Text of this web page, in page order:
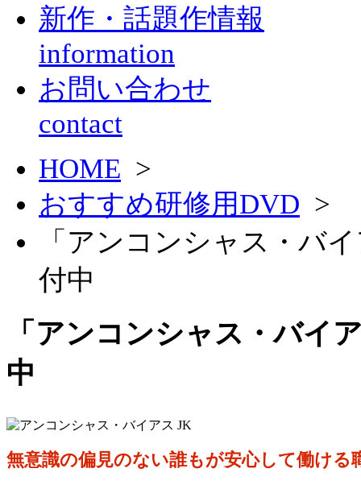
新作・話題作情報
information
お問い合わせ
contact
HOME >
おすすめ研修用DVD >
「アンコンシャス・バ
付中
「アンコンシャス・バイ
中
無意識の偏見のない誰もが安心して働ける